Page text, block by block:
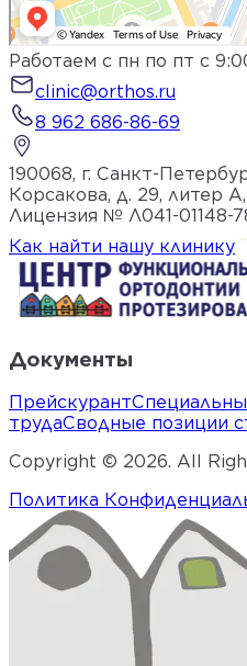
Работаем с пн по пт с
clinic@orthos.ru
8 962 686-86-69
190068, г. Санкт-
Корсакова, д. 29, литер
Лицензия № Л041-01148-
Как найти нашу клинику
Документы
Прейскурант
трудаСводные позиции
Copyright © 2026. All
Политика